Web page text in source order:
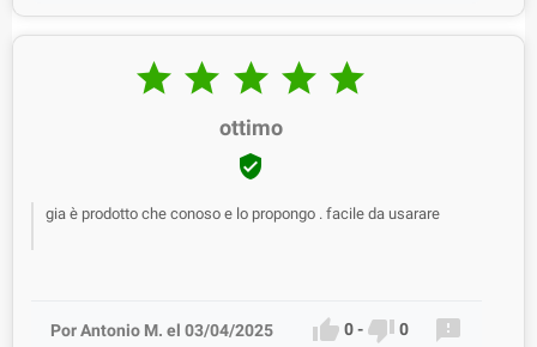
    
ottimo

gia è prodotto che conoso e lo propongo . facile da usarare
Por Antonio M. el 03/04/2025  0-  0 